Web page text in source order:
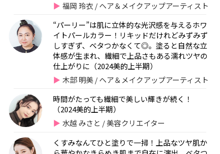
福岡 玲衣 / ヘア＆メイクアップアーティスト
“パーリー”は肌に立体的な光沢感を与えるホワ
イトパールカラー！リキッドだけれどみずみず
しすぎず、ベタつかなくて◎。塗ると自然な立
体感が生まれ、繊細で上品さもある濡れツヤの
仕上がりに（2024美的上半期）
木部 明美 / ヘア＆メイクアップアーティスト
時間がたっても繊細で美しい輝きが続く！
（2024美的上半期）
水越 みさと / 美容クリエイター
くすみなんてひと塗りで一掃！上品なツヤ肌か